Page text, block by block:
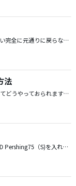
実はこの冬スキーで右膝を骨折してしまい完全に元通りに戻らない足になっちゃいました。 ゴルフには若干不自由？な足で自由度が少ない・捻じりに弱い・体重が乗せきれない・スムーズな動きができない感じです＾＾； でも、楽しいゴルフは絶対にやめたくありません。 なのでこの春から練習を再開しました。 ただそんな足なので今まで通りとはいかず悩んでます。 一番影響が大きかったのはアイアンでした。 今までは三浦ＣＢ1007にプロジェクトＸ6.0（番手ずらし）で気持ちよく振れていたのですが、今は撓りをほとんど感じられず捕まりも悪く球も弱弱しいです。当然キャリーも5％くらいは落ちてるようです。 かなり一生懸命に振ると今まで通りなのですが１ラウンド続けて振れる気がしません＾＾； で、リシャフトもあたまに入れるために以前試打した事のあるモーダス120Ｓを借りて試してみたのですが、当時は感じにくかったショートアイアンが難しくバラつきが大きくなってしまいました。また、ロングアイアンはいいのですがミドル以降撓りも大きく感じ難しく感じてしまいました。 ダラダラと長くなってしまいましたが、以下の質問です。 ?モーダス120Ｘについて モーダス120Ｓ、プロジェクトＸと比べて重量感や撓り量はどの程度なのか。 恐らくミドルアイアン以降はこれがいいかもしれませんがロングアイアンがどうなのか不安。 ?ダイナミックゴールドＡＭＴについて 同じくモーダス120Ｓ、プロジェクトＸと比べて重量感や撓り量はどの程度なのか。 ロングは軽くて楽そうだが軽い分球も軽くなりそう。 ?この２つのシャフトのタイミングの取りやすさや特徴 因みに現在ＤＲのヘッドスピード自体は依然とあまり変化はありません。（43〜44。飛距離は落ちましたが。。） この２つ共試打できる所がなく皆さんの経験や意見、感想が参考になればと思い質問させていただきました。 よろしくお願いいたします。
法
皆さんはアプローチとバンカーの練習ってどうやっておられますか？ グリーン周りのデキ次第でスコアがバラついてしまう初心者です。。。 アプローチをもっとうまくなりたいのですが、練習方法がいまいちわかりません。 実戦でもクラブの番手変えてみたり打ち方変えてみたりと色々と試してみてるのですがしっくりこないのが現実でうまく距離感がつかめないんです。 やはりマットの上だけの練習では上手くならないのでしょうか？ みなさんの練習方法を参考にさせていただけたらな〜と思っています。
すみません。教えて下さい。 今５ＷにGD Pershing75（S)を入れていて気持ち良く振れていますし結果もついてきています。 別の５Wのヘッドにも同じものを入れてみようと思ったのですがさすがにもう売っていなく悩んでいます。 今現在買える安いシャフトでパーシングに似たシャフトってありますか？ 今のを抜いて挿すことも考えたのですが、ヘッドとの組合せが悪く合わなかった時に困ると思いもう１本新たに作りたいと思っています。